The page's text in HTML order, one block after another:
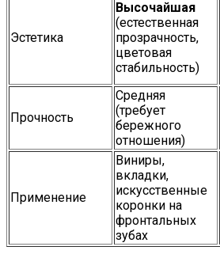
Эстетика
Высочайшая
(естественная
прозрачность,
цветовая
стабильность)
Прочность
Средняя
(требует
бережного
отношения)
Применение
Виниры,
вкладки,
искусственные
коронки на
фронтальных
зубах